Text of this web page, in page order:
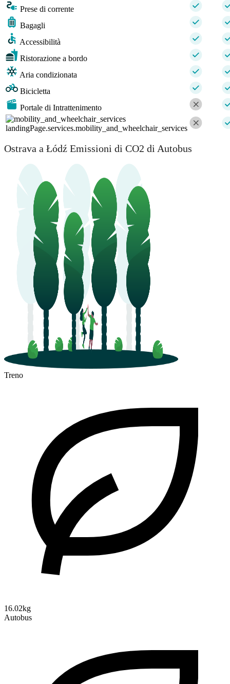
Prese di corrente
Bagagli
Accessibilità
Ristorazione a bordo
Aria condizionata
Bicicletta
Portale di Intrattenimento
landingPage.services.mobility_and_wheelchair_services
Ostrava a Łódź Emissioni di CO2 di Autobus
Treno
16.02kg
Autobus